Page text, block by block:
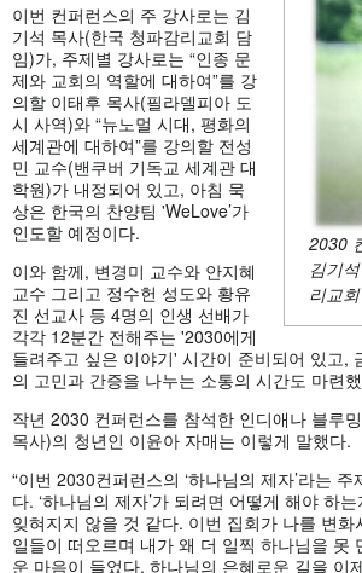
2030
김기
리교
이번 컨퍼런스의 주 강사로는 김
기석 목사(한국 청파감리교회 담
임)가, 주제별 강사로는 “인종 문
제와 교회의 역할에 대하여”를 강
의할 이태후 목사(필라델피아 도
시 사역)와 “뉴노멀 시대, 평화의
세계관에 대하여”를 강의할 전성
민 교수(밴쿠버 기독교 세계관 대
학원)가 내정되어 있고, 아침 묵
상은 한국의 찬양팀 'WeLove’가
인도할 예정이다.
이와 함께, 변경미 교수와 안지혜
교수 그리고 정수헌 성도와 황유
진 선교사 등 4명의 인생 선배가
각각 12분간 전해주는 '2030에게
들려주고 싶은 이야기' 시간이 준비되어 있고,
의 고민과 간증을 나누는 소통의 시간도 마련
작년 2030 컨퍼런스를 참석한 인디애나 블루
목사)의 청년인 이윤아 자매는 이렇게 말했다.
“이번 2030컨퍼런스의 ‘하나님의 제자’라는
다. ‘하나님의 제자’가 되려면 어떻게 해야 하
잊혀지지 않을 것 같다. 이번 집회가 나를 변화
일들이 떠오르며 내가 왜 더 일찍 하나님을 못
운 마음이 들었다. 하나님의 은혜로운 길을 이